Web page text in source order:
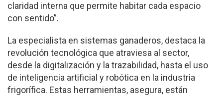
claridad interna que permite habitar cada espacio
con sentido”.
La especialista en sistemas ganaderos, destaca la
revolución tecnológica que atraviesa al sector,
desde la digitalización y la trazabilidad, hasta el uso
de inteligencia artificial y robótica en la industria
frigorífica. Estas herramientas, asegura, están